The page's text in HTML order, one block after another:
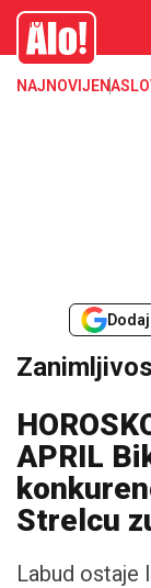
Zanimljivosti
Alo
NAJNOVIJE
APRIL
Strelcu
Labud ostaje